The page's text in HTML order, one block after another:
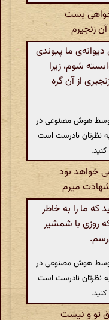
خواهی بست
زنجیرم
ما پیوندی
شوم، زیرا
از آن گره
توسط هوش مصنوعی در
نظرتان نادرست است
کنید.
خواهد بود
میرم
ما را به خاطر
روزی با شمشیر
توسط هوش مصنوعی در
نظرتان نادرست است
کنید.
تو و نیست